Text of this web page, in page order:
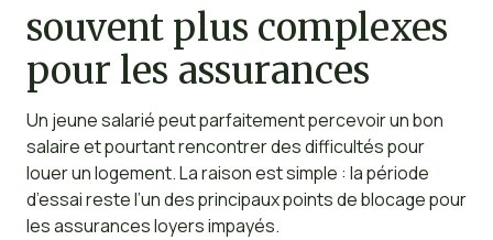
souvent plus complexes
pour les assurances
Un jeune salarié peut parfaitement percevoir un bon
salaire et pourtant rencontrer des difficultés pour
louer un logement. La raison est simple : la période
d’essai reste l’un des principaux points de blocage pour
les assurances loyers impayés.